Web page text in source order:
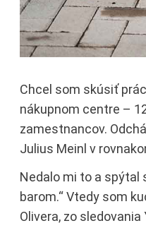
Chcel som skúsiť
nákupnom centre –
zamestnancov.
Julius Meinl v
Nedalo mi to a spýtal
barom.“ Vtedy som
Olivera, zo